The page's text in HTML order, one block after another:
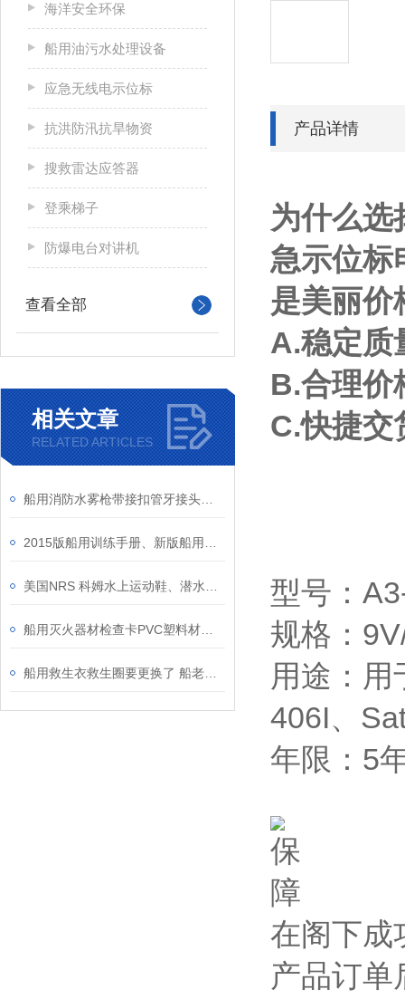
海洋安全环保
船用油污水处理设备
应急无线电示位标
抗洪防汛抗旱物资
搜救雷达应答器
登乘梯子
防爆电台对讲机
查看全部
相关文章
RELATED ARTICLES
产品详情
为什么选
急示位标
是美丽价
A.稳定质
B.合理价
C.快捷交
型号：
规格：
用途：
406I、
年限：5
在阁下成
产品订单